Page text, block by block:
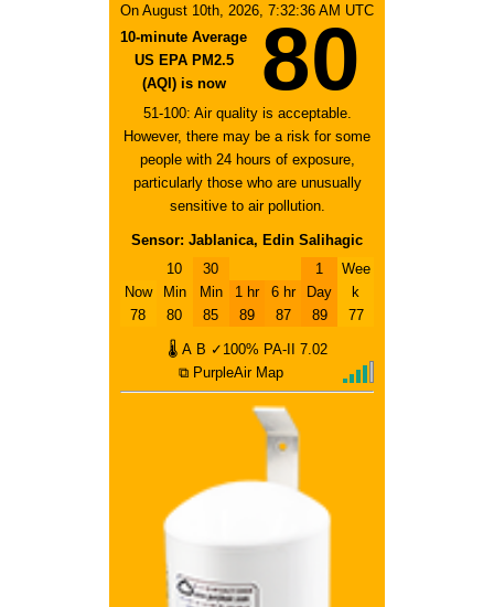
On August 10th, 2026, 7:32:36 AM UTC
10-minute Average
US EPA PM2.5
(AQI) is now
80
51-100: Air quality is acceptable.
However, there may be a risk for some
people with 24 hours of exposure,
particularly those who are unusually
sensitive to air pollution.
Sensor: Jablanica, Edin Salihagic
Now
78
10
Min
80
30
Min
85
1 hr
89
6 hr
87
1
Day
89
Wee
k
77
🌡 A B ✓100% PA-II
7.02
⧉ PurpleAir Map